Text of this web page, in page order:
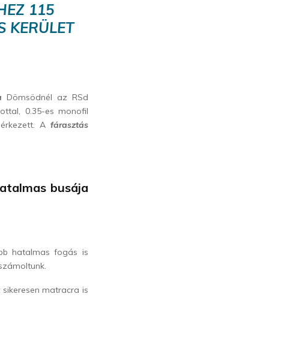
115
KERÜLET
Dömsödnél az RSd
0.35-es monofil
A fárasztás
busája
hatalmas fogás is
matracra is